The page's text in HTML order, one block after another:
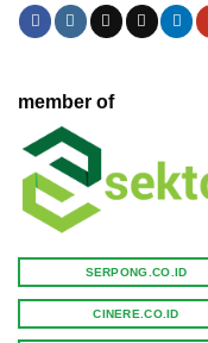
member of
SERPONG.CO.ID
CINERE.CO.ID